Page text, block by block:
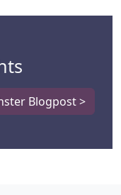
Blogpost >